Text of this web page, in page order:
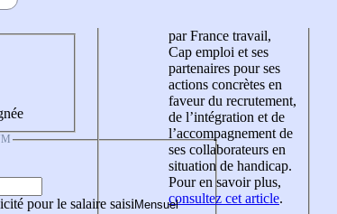
pour le salaire saisi
par France travail,
Cap emploi et ses
partenaires pour ses
actions concrètes en
faveur du recrutement,
de l’intégration et de
l’accompagnement de
ses collaborateurs en
situation de handicap.
Pour en savoir plus,
consultez cet article.